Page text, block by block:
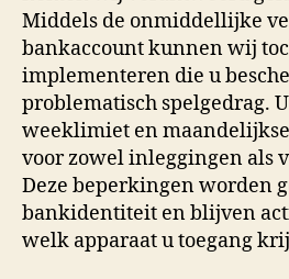
Middels de onmiddellijke
bankaccount kunnen wij
implementeren die u
problematisch spelgedrag.
weeklimiet en
voor zowel inleggingen als
Deze beperkingen worden
bankidentiteit en blijven
welk apparaat u toegang